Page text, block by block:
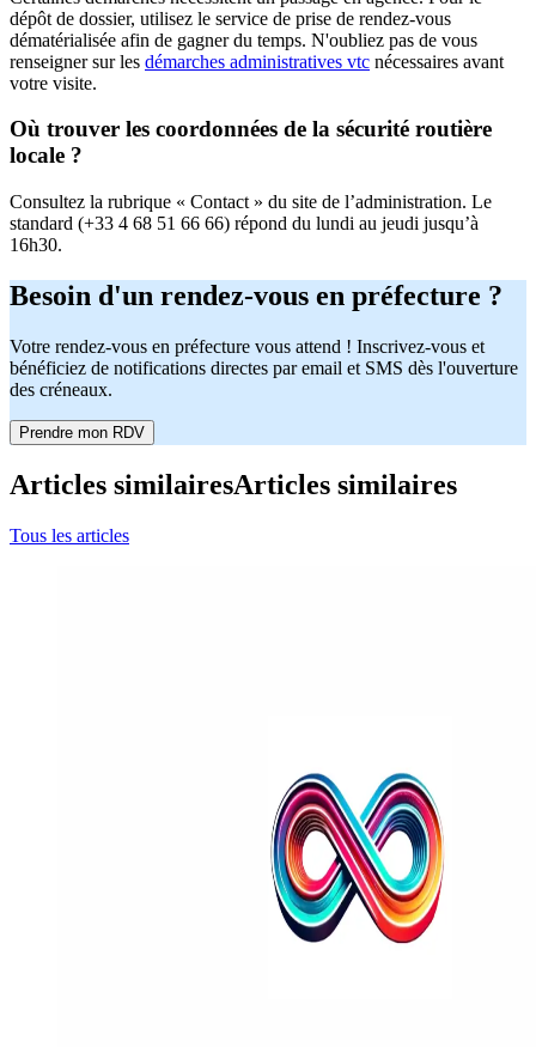
dépôt de dossier, utilisez le service de prise de rendez-vous
dématérialisée afin de gagner du temps. N'oubliez pas de vous
renseigner sur les démarches administratives vtc nécessaires avant
votre visite.
Où trouver les coordonnées de la sécurité routière
locale ?
Consultez la rubrique « Contact » du site de l’administration. Le
standard (+33 4 68 51 66 66) répond du lundi au jeudi jusqu’à
16h30.
Besoin d'un rendez-vous en préfecture ?
Votre rendez-vous en préfecture vous attend ! Inscrivez-vous et
bénéficiez de notifications directes par email et SMS dès l'ouverture
des créneaux.
Prendre mon RDV
Articles similairesArticles similaires
Tous les articles